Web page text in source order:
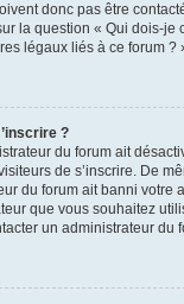
donc pas être
la question « Qui dois-je
légaux liés à ce forum ?
?
du forum ait
de s’inscrire. De
du forum ait banni votre
que vous souhaitez
un administrateur du